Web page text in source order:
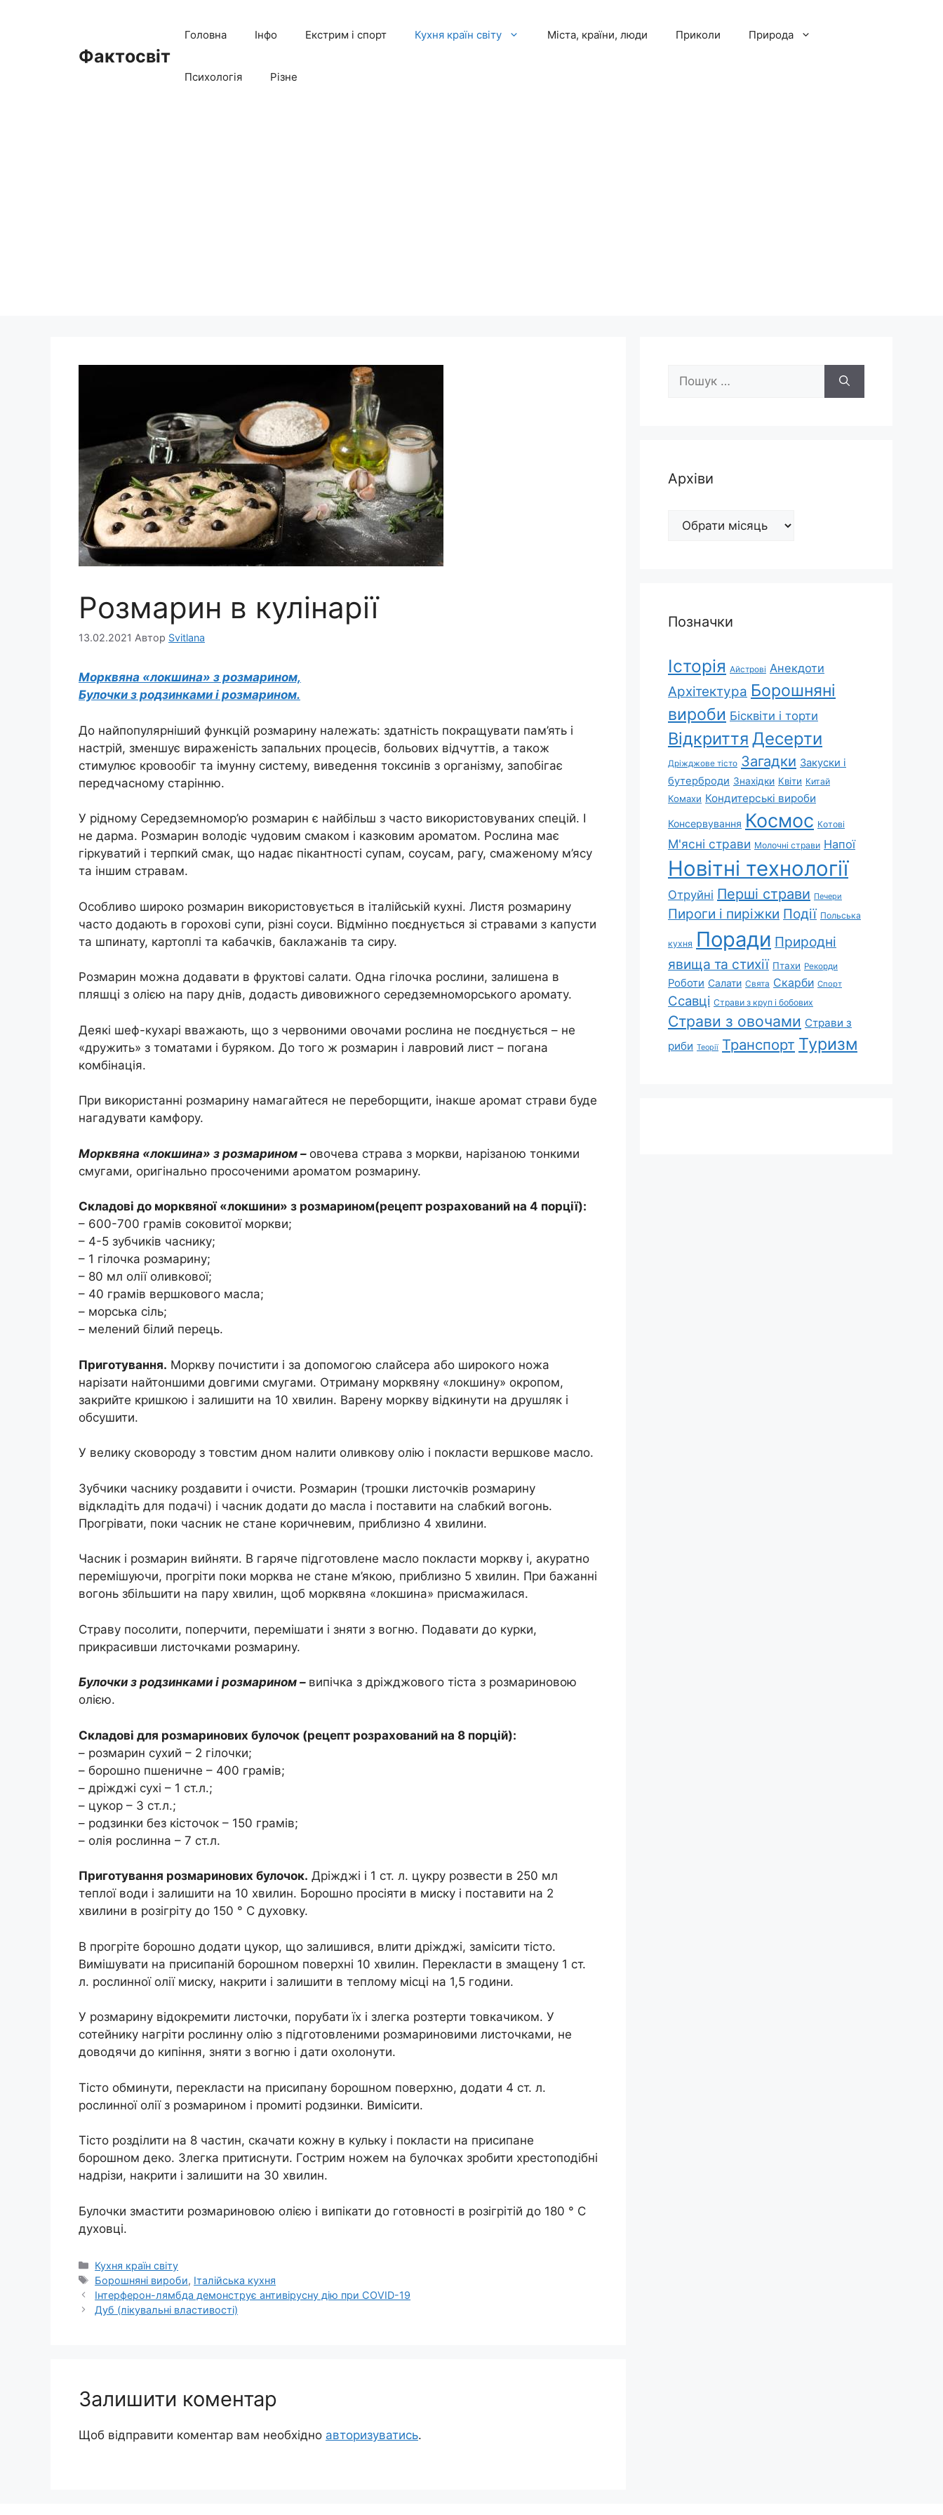
Фактосвіт
Головна Інфо Екстрим і спорт Кухня країн світу Міста, країни, люди Приколи Природа
Психологія Різне
Розмарин в кулінарії
13.02.2021 Автор Svitlana
Морквяна «локшина» з розмарином,
Булочки з родзинками і розмарином.
До найпопулярніший функцій розмарину належать: здатність покращувати пам’ять і
настрій, зменшує вираженість запальних процесів, больових відчуттів, а також
стимулює кровообіг та імунну систему, виведення токсинів з організму, запобігає
передчасному старінню.
У рідному Середземномор’ю розмарин є найбільш з часто використовуваних спецій. І
не дарма. Розмарин володіє чудовим смаком і казковим ароматом. Рослина має
гіркуватий і терпкий смак, що надає пікантності супам, соусам, рагу, смаженому м’ясу
та іншим стравам.
Особливо широко розмарин використовується в італійській кухні. Листя розмарину
часто додають в горохові супи, різні соуси. Відмінно поєднується зі стравами з капусти
та шпинату, картоплі та кабачків, баклажанів та сиру.
Розмарин можна додавати в фруктові салати. Одна гілочка рослини, залишена в
пляшці з олією на пару днів, додасть дивовижного середземноморського аромату.
Деякі шеф-кухарі вважають, що з червоними овочами рослина не поєднується – не
«дружить» з томатами і буряком. До того ж розмарин і лавровий лист – погана
комбінація.
При використанні розмарину намагайтеся не переборщити, інакше аромат страви буде
нагадувати камфору.
Морквяна «локшина» з розмарином – овочева страва з моркви, нарізаною тонкими
смугами, оригінально просоченими ароматом розмарину.
Складові до морквяної «локшини» з розмарином(рецепт розрахований на 4 порції):
– 600-700 грамів соковитої моркви;
– 4-5 зубчиків часнику;
– 1 гілочка розмарину;
– 80 мл олії оливкової;
– 40 грамів вершкового масла;
– морська сіль;
– мелений білий перець.
Приготування. Моркву почистити і за допомогою слайсера або широкого ножа
нарізати найтоншими довгими смугами. Отриману морквяну «локшину» окропом,
закрийте кришкою і залишити на 10 хвилин. Варену моркву відкинути на друшляк і
обсушити.
У велику сковороду з товстим дном налити оливкову олію і покласти вершкове масло.
Зубчики часнику роздавити і очисти. Розмарин (трошки листочків розмарину
відкладіть для подачі) і часник додати до масла і поставити на слабкий вогонь.
Прогрівати, поки часник не стане коричневим, приблизно 4 хвилини.
Часник і розмарин вийняти. В гаряче підготовлене масло покласти моркву і, акуратно
перемішуючи, прогріти поки морква не стане м’якою, приблизно 5 хвилин. При бажанні
вогонь збільшити на пару хвилин, щоб морквяна «локшина» присмажилася.
Страву посолити, поперчити, перемішати і зняти з вогню. Подавати до курки,
прикрасивши листочками розмарину.
Булочки з родзинками і розмарином – випічка з дріжджового тіста з розмариновою
олією.
Складові для розмаринових булочок (рецепт розрахований на 8 порцій):
– розмарин сухий – 2 гілочки;
– борошно пшеничне – 400 грамів;
– дріжджі сухі – 1 ст.л.;
– цукор – 3 ст.л.;
– родзинки без кісточок – 150 грамів;
– олія рослинна – 7 ст.л.
Приготування розмаринових булочок. Дріжджі і 1 ст. л. цукру розвести в 250 мл
теплої води і залишити на 10 хвилин. Борошно просіяти в миску і поставити на 2
хвилини в розігріту до 150 ° С духовку.
В прогріте борошно додати цукор, що залишився, влити дріжджі, замісити тісто.
Вимішувати на присипаній борошном поверхні 10 хвилин. Перекласти в змащену 1 ст.
л. рослинної олії миску, накрити і залишити в теплому місці на 1,5 години.
У розмарину відокремити листочки, порубати їх і злегка розтерти товкачиком. У
сотейнику нагріти рослинну олію з підготовленими розмариновими листочками, не
доводячи до кипіння, зняти з вогню і дати охолонути.
Тісто обминути, перекласти на присипану борошном поверхню, додати 4 ст. л.
рослинної олії з розмарином і промиті родзинки. Вимісити.
Тісто розділити на 8 частин, скачати кожну в кульку і покласти на присипане
борошном деко. Злегка притиснути. Гострим ножем на булочках зробити хрестоподібні
надрізи, накрити і залишити на 30 хвилин.
Булочки змастити розмариновою олією і випікати до готовності в розігрітій до 180 ° С
духовці.
Категорії
Кухня країн світу
Позначки
Борошняні вироби, Італійська кухня
Інтерферон-лямбда демонструє антивірусну дію при COVID-19
Дуб (лікувальні властивості)
Залишити коментар
Щоб відправити коментар вам необхідно авторизуватись.
Пошук:
Архіви
Архіви
Позначки
Історія Айстрові Анекдоти
Архітектура Борошняні
вироби Бісквіти і торти
Відкриття Десерти
Дріжджове тісто Загадки Закуски і
бутерброди Знахідки Квіти Китай
Комахи Кондитерські вироби
Консервування Космос Котові
М'ясні страви Молочні страви Напої
Новітні технології
Отруйні Перші страви Печери
Пироги і пиріжки Події Польська
кухня Поради Природні
явища та стихії Птахи Рекорди
Роботи Салати Свята Скарби Спорт
Ссавці Страви з круп і бобових
Страви з овочами Страви з
риби Теорії Транспорт Туризм